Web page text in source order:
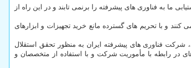
ما به فناوری های پیشرفته را برنمی تابند و در این راه از
و با تحریم های گسترده مانع خرید تجهیزات و ابزارهای
فناوری های پیشرفته ایران به منظور تحقق استقلال
در رابطه با مأموریت شرکت و با استفاده از متخصصان و